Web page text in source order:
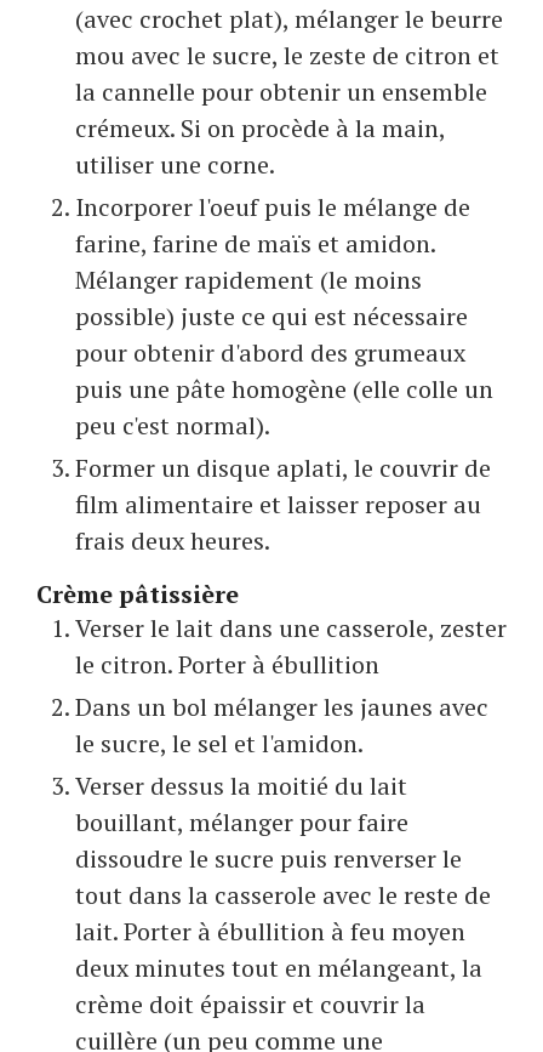
(avec crochet plat), mélanger le beurre
mou avec le sucre, le zeste de citron et
la cannelle pour obtenir un ensemble
crémeux. Si on procède à la main,
utiliser une corne.
Incorporer l'oeuf puis le mélange de
farine, farine de maïs et amidon.
Mélanger rapidement (le moins
possible) juste ce qui est nécessaire
pour obtenir d'abord des grumeaux
puis une pâte homogène (elle colle un
peu c'est normal).
Former un disque aplati, le couvrir de
film alimentaire et laisser reposer au
frais deux heures.
Crème pâtissière
Verser le lait dans une casserole, zester
le citron. Porter à ébullition
Dans un bol mélanger les jaunes avec
le sucre, le sel et l'amidon.
Verser dessus la moitié du lait
bouillant, mélanger pour faire
dissoudre le sucre puis renverser le
tout dans la casserole avec le reste de
lait. Porter à ébullition à feu moyen
deux minutes tout en mélangeant, la
crème doit épaissir et couvrir la
cuillère (un peu comme une